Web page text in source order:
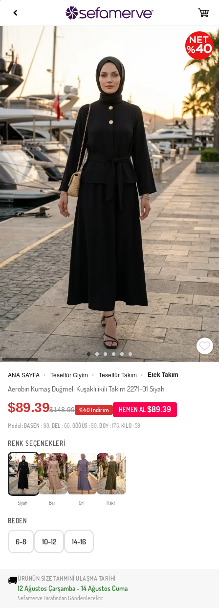
ANA SAYFA > Tesettür Giyim > Tesettür Takım > Etek Takım
Aerobin Kumaş Düğmeli Kuşaklı ikili Takım 2271-01 Siyah
$89.39$148.99 %40 İndirim HEMEN AL$89.39
Model: BASEN : 98, BEL : 66, GÖĞÜS : 90, BOY : 175, KILO: 59
RENK SEÇENEKLERİ
Siyah Bej Gri Haki
BEDEN
6-8 10-12 14-16
🚚ÜRÜNÜN SIZE TAHMINI ULAŞMA TARIHI
12 Ağustos Çarşamba - 14 Ağustos Cuma
Sefamerve Tarafından Gönderilecektir.